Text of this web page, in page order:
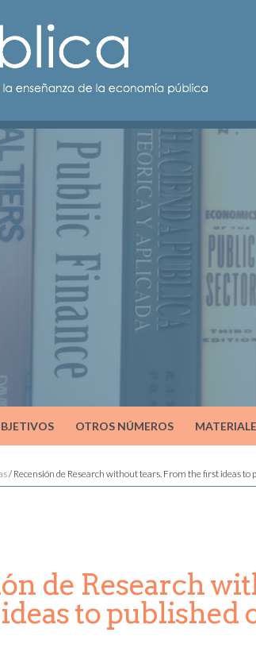
OTROS NÚMEROS
/ Recensión de Research without tears. From the first ideas
de Research
to published